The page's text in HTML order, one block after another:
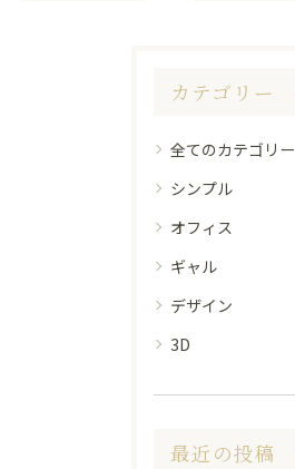
カテゴリー
全てのカテゴリー
シンプル
オフィス
ギャル
デザイン
3D
最近の投稿